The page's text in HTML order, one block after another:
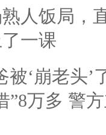
人饭局，
一课
被‘崩老头’
”8万多 警